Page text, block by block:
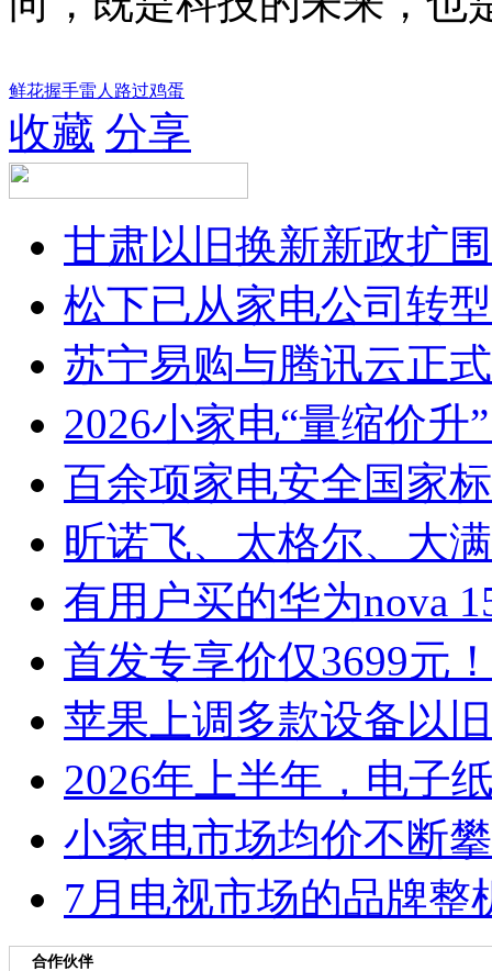
鲜花握手雷人 路过鸡蛋
收藏 分享
甘肃以旧换新新政扩
松下已从家电公司转
苏宁易购与腾讯云正
2026小家电“量缩价
百余项家电安全国家
昕诺飞、太格尔、大
有用户买的华为nova
首发专享价仅3699元
苹果上调多款设备以
2026年上半年，电子
小家电市场均价不断
7月电视市场的品牌整
合作伙伴